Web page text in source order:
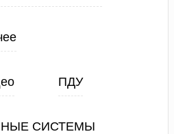
ПДУ
СИСТЕМЫ